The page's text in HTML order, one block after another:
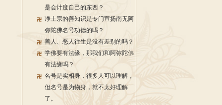
是会计度自己的东西？
净土宗的善知识是专门宣扬南无阿
弥陀佛名号功德的吗？
善人、恶人往生是没有差别的吗？
学佛要有法缘，那我们和阿弥陀佛
有法缘吗？
名号是实相身，很多人可以理解，
但名号是为物身，就不太好理解
了。